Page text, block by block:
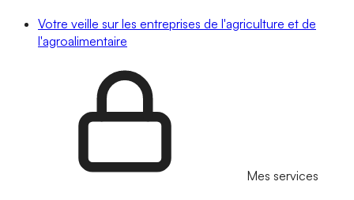
Votre veille sur les entreprises de l'agriculture et de
l'agroalimentaire
Mes services